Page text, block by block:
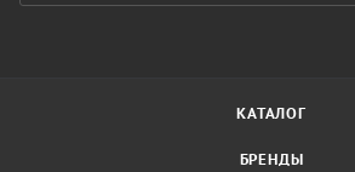
КАТАЛОГ
БРЕНДЫ